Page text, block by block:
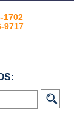
1702
9717